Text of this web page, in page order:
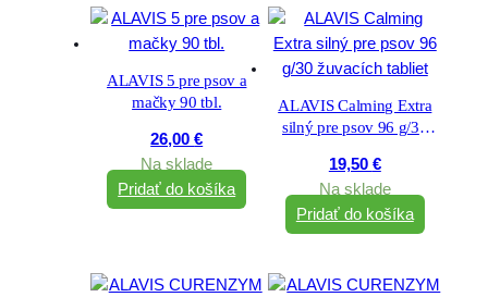
ALAVIS 5 pre psov a
mačky 90 tbl.
26,00€
Na sklade
Pridať do košíka
ALAVIS Calming Extra
silný pre psov 96 g/30
19,50 €
Na sklade
Pridať do košíka